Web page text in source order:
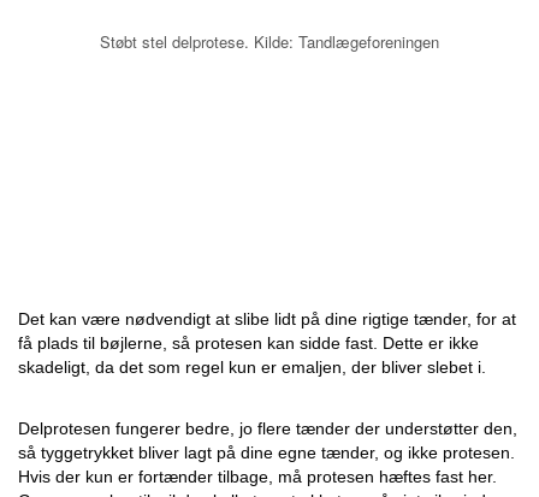
Støbt stel delprotese. Kilde: Tandlægeforeningen
Det kan være nødvendigt at slibe lidt på dine rigtige tænder, for at
få plads til bøjlerne, så protesen kan sidde fast. Dette er ikke
skadeligt, da det som regel kun er emaljen, der bliver slebet i.
Delprotesen fungerer bedre, jo flere tænder der understøtter den,
så tyggetrykket bliver lagt på dine egne tænder, og ikke protesen.
Hvis der kun er fortænder tilbage, må protesen hæftes fast her.